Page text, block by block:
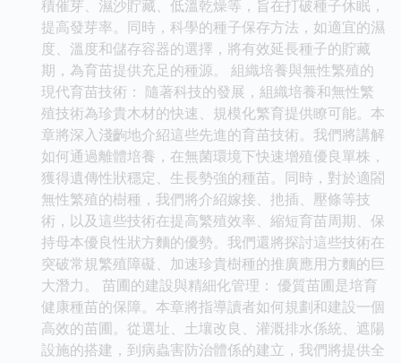
積催芽、濕沙貯藏、低溫乾燥等，旨在打破種子休眠，
提高發芽率。同時，科學的種子保存方法，如適宜的濕
度、溫度和儲存容器的選擇，將有效延長種子的貯藏
期，為育苗提供充足的種源。 組織培養與無性繁殖的
現代育苗技術： 隨著科技的發展，組織培養和無性繁
殖技術為珍貴木材的快速、規模化繁育提供瞭可能。本
章將深入淺齣地介紹這些先進的育苗技術。我們將講解
如何通過離體培養，在無菌環境下快速增殖優良單株，
獲得遺傳性狀穩定、生長勢強的種苗。同時，對於適閤
無性繁殖的樹種，我們將介紹嫁接、扡插、壓條等技
術，以及這些技術在提高繁殖效率、縮短育苗周期、保
持母本優良性狀方麵的優勢。我們還將探討這些技術在
突破常規繁殖障礙、加速珍貴樹種的推廣應用方麵的巨
大潛力。 苗圃的建設與精細化管理： 優質苗圃是培育
健康種苗的保障。本章將指導讀者如何規劃和建設一個
高效的苗圃。從選址、土壤改良、灌溉排水係統、遮陽
設施的搭建，到病蟲害防治體係的建立，我們將提供全